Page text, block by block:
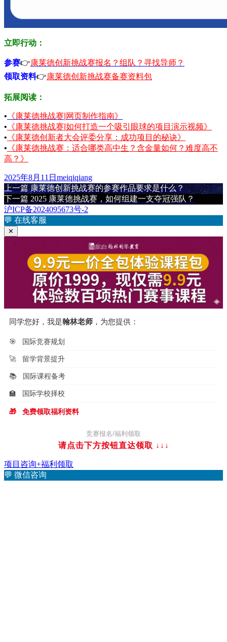
立即行动：
参赛👉康莱德创新挑战赛报名？组队？寻找导师？
领取资料👉康莱德创新挑战赛备赛资料包
拓展阅读：
• 《康莱德挑战赛|网页制作指南》
• 《康莱德挑战赛|如何打造一个吸引眼球的项目演示视频》
• 《康莱德创新者大会评委分享：成功项目的秘诀》
• 《康莱德挑战赛：适合哪类高中生？含金量如何？难度高不
高？》
发
布
于
2025年8月11日 作
者
meiqiqiang
文
章
导
航
上一篇 上
篇
文
章：
康莱德创新挑战赛的参赛作品要求是什么？
下一篇 下
篇
文
2025 康莱德挑战赛，如何组建一支夺冠强队？
沪ICP备2024095673号-2
💬 在线客服
✕
同学您好，我是翰林老师 ，为您提供：
🎯 国际竞赛规划
🚀 留学背景提升
📚 国际课程备考
🏫 国际学校择校
🎁 免费领取福利资料
竞赛报名/福利领取
请点击下方按钮直达领取 ↓↓↓
项目咨询+福利领取
💬 微信咨询